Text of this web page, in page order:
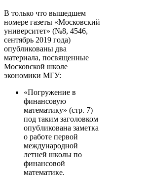
В только что вышедшем
номере газеты «Московский
университет» (№8, 4546,
сентябрь 2019 года)
опубликованы два
материала, посвященные
Московской школе
экономики МГУ:
«Погружение в
финансовую
математику» (стр. 7) –
под таким заголовком
опубликована заметка
о работе первой
международной
летней школы по
финансовой
математике.